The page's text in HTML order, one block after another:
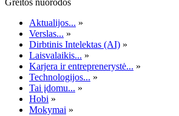
Greitos nuorodos
Aktualijos... »
Verslas... »
Dirbtinis Intelektas (AI) »
Laisvalaikis... »
Karjera ir entreprenerystė... »
Technologijos... »
Tai įdomu... »
Hobi »
Mokymai »